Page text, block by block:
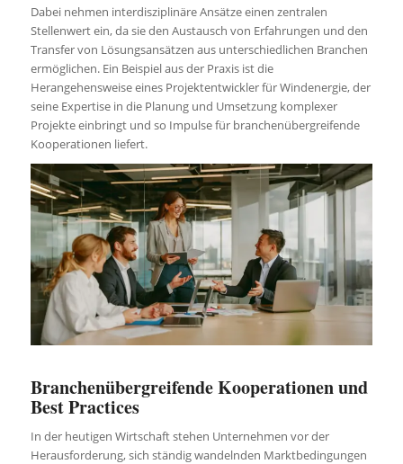
Dabei nehmen interdisziplinäre Ansätze einen zentralen
Stellenwert ein, da sie den Austausch von Erfahrungen und den
Transfer von Lösungsansätzen aus unterschiedlichen Branchen
ermöglichen. Ein Beispiel aus der Praxis ist die
Herangehensweise eines Projektentwickler für Windenergie, der
seine Expertise in die Planung und Umsetzung komplexer
Projekte einbringt und so Impulse für branchenübergreifende
Kooperationen liefert.
Branchenübergreifende Kooperationen und
Best Practices
In der heutigen Wirtschaft stehen Unternehmen vor der
Herausforderung, sich ständig wandelnden Marktbedingungen